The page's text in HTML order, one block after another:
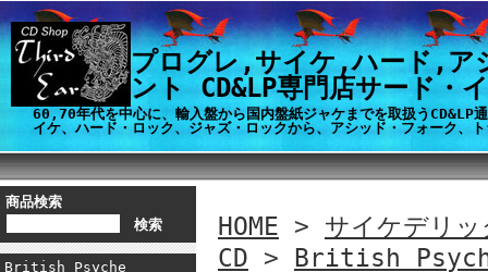
プログレ,サイケ,ハード,ア
ント CD&LP専門店サード・
60,70年代を中心に、輸入盤から国内盤紙ジャケまでを取扱うCD&LP
イケ、ハード・ロック、ジャズ・ロックから、アシッド・フォーク、
商品検索
British Psyche
HOME > サイケデリ
CD > British